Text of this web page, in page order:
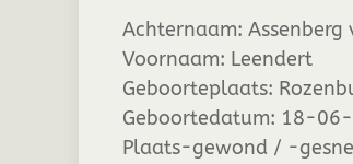
Achternaam: Assenberg
Voornaam: Leendert
Geboorteplaats:
Geboortedatum: 18-
Plaats-gewond / -